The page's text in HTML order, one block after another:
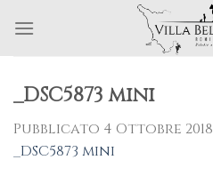
to
_DSC5873 mini
Pubblicato 4 Ottobre 2018
_DSC5873 mini